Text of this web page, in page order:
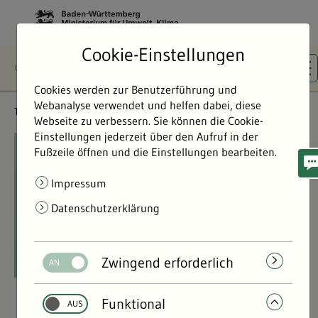
Themen Wasser & Gewässer
©
Wasser & Gewässer
Cookie-Einstellungen
Cookies werden zur Benutzerführung und
Webanalyse verwendet und helfen dabei, diese
Webseite zu verbessern. Sie können die Cookie-
Einstellungen jederzeit über den Aufruf in der
Fußzeile öffnen und die Einstellungen bearbeiten.
Impressum
Datenschutzerklärung
Zwingend erforderlich
Funktional